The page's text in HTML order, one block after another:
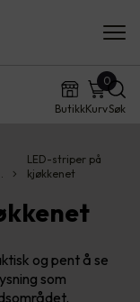
ButikkKurv
0
Søk
LED-striper på
kjøkkenet
og pent å se
som